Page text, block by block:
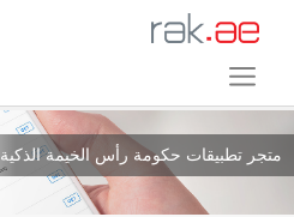
متجر تطبيقات حكومة رأس الخيمة الذكية